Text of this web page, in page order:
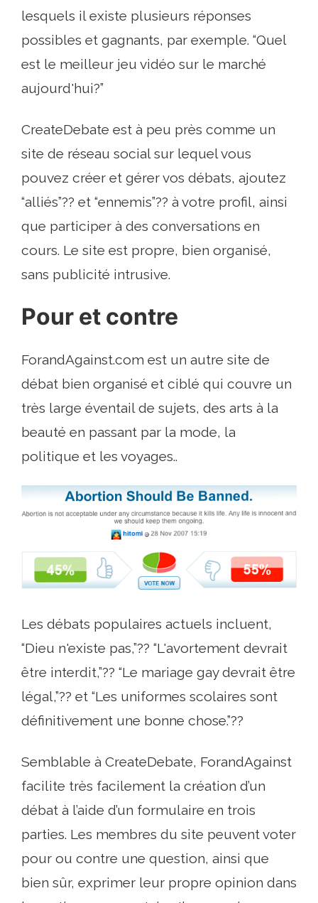
lesquels il existe plusieurs réponses
possibles et gagnants, par exemple. “Quel
est le meilleur jeu vidéo sur le marché
aujourd'hui?”
CreateDebate est à peu près comme un
site de réseau social sur lequel vous
pouvez créer et gérer vos débats, ajoutez
“alliés”?? et “ennemis”?? à votre profil, ainsi
que participer à des conversations en
cours. Le site est propre, bien organisé,
sans publicité intrusive.
Pour et contre
ForandAgainst.com est un autre site de
débat bien organisé et ciblé qui couvre un
très large éventail de sujets, des arts à la
beauté en passant par la mode, la
politique et les voyages..
Les débats populaires actuels incluent,
“Dieu n'existe pas,”?? “L'avortement devrait
être interdit,”?? “Le mariage gay devrait être
légal,”?? et “Les uniformes scolaires sont
définitivement une bonne chose.”??
Semblable à CreateDebate, ForandAgainst
facilite très facilement la création d’un
débat à l’aide d’un formulaire en trois
parties. Les membres du site peuvent voter
pour ou contre une question, ainsi que
bien sûr, exprimer leur propre opinion dans